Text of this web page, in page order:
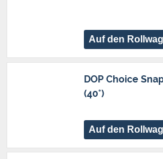
Auf den
DOP Choice
(40°)
Auf den